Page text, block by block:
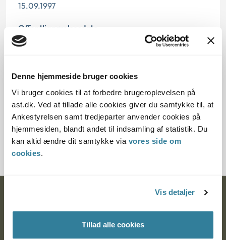
Denne hjemmeside bruger cookies
Vi bruger cookies til at forbedre brugeroplevelsen på
ast.dk. Ved at tillade alle cookies giver du samtykke til, at
Ankestyrelsen samt tredjeparter anvender cookies på
hjemmesiden, blandt andet til indsamling af statistik. Du
kan altid ændre dit samtykke via vores side om
cookies.
Vis detaljer
Tillad alle cookies
15.09.1997
Offentliggørelsesdato
12.07.2013
Paragraf
§ 59 § 15
Journalnummer
200389-97